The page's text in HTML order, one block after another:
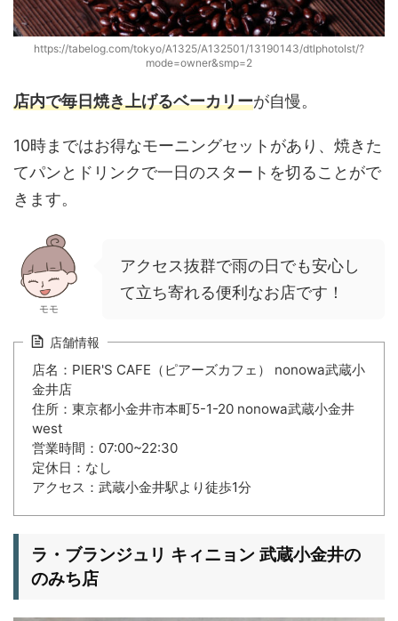
https://tabelog.com/tokyo/A1325/A132501/13190143/dtlphotolst/?
mode=owner&smp=2
店内で毎日焼き上げるベーカリーが自慢。
10時まではお得なモーニングセットがあり、焼きた
てパンとドリンクで一日のスタートを切ることがで
きます。
モモ
アクセス抜群で雨の日でも安心し
て立ち寄れる便利なお店です！
店舗情報
店名：PIER'S CAFE（ピアーズカフェ） nonowa武蔵小
金井店
住所：東京都小金井市本町5-1-20 nonowa武蔵小金井
west
営業時間：07:00~22:30
定休日：なし
アクセス：武蔵小金井駅より徒歩1分
ラ・ブランジュリ キィニョン 武蔵小金井の
のみち店